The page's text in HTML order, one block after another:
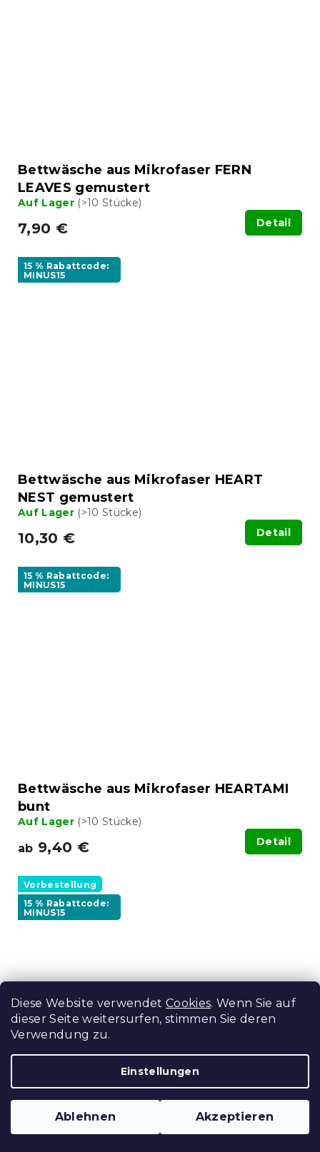
Diese Website verwendet Cookies. Wenn Sie auf
dieser Seite weitersurfen, stimmen Sie deren
Verwendung zu.
Einstellungen
Ablehnen Akzeptieren
Bettwäsche aus Mikrofaser FERN
LEAVES gemustert
Auf Lager (>10 Stücke)
7,90 € Detail
15 % Rabattcode:
MINUS15
Bettwäsche aus Mikrofaser HEART
NEST gemustert
Auf Lager (>10 Stücke)
10,30 € Detail
15 % Rabattcode:
MINUS15
Bettwäsche aus Mikrofaser HEARTAMI
bunt
Auf Lager (>10 Stücke)
ab 9,40 € Detail
Vorbestellung
15 % Rabattcode:
MINUS15
Bettwäsche aus Mikrofaser HEARTS &
TREES grün